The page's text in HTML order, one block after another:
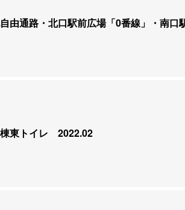
由通路・北口駅前広場「0番線」・南口
東トイレ 2022.02